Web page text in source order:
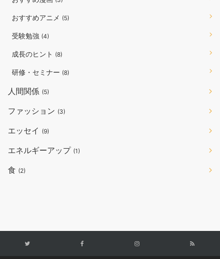
おすすめアニメ (5)
受験勉強 (4)
成長のヒント (8)
研修・セミナー (8)
人間関係 (5)
ファッション (3)
エッセイ (9)
エネルギーアップ (1)
食 (2)